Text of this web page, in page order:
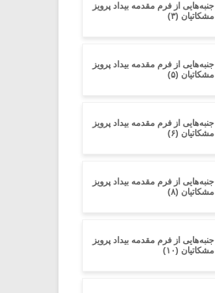
جنبه‌هایی از فرم مقدمه‌ بیداد پرویز
مشکاتیان (۳)
جنبه‌هایی از فرم مقدمه‌ بیداد پرویز
مشکاتیان (۵)
جنبه‌هایی از فرم مقدمه‌ بیداد پرویز
مشکاتیان (۶)
جنبه‌هایی از فرم مقدمه‌ بیداد پرویز
مشکاتیان (۸)
جنبه‌هایی از فرم مقدمه‌ بیداد پرویز
مشکاتیان (۱۰)